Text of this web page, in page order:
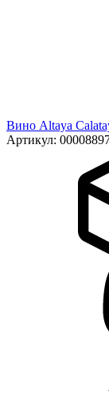
Вино Altaya
Артикул: